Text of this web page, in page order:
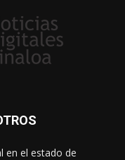
en el estado de